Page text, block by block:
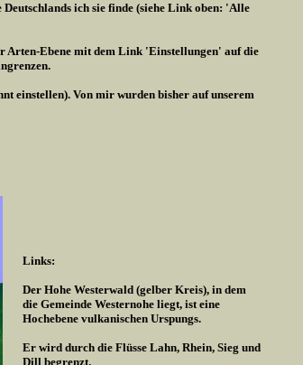
ich sie finde (siehe Link oben: 'Alle
Arten-Ebene mit dem Link 'Einstellungen' auf die
einstellen). Von mir wurden bisher auf unserem
Links:
Der Hohe Westerwald (gelber Kreis), in dem
die Gemeinde Westernohe liegt, ist eine
Hochebene vulkanischen Urspungs.
Er wird durch die Flüsse Lahn, Rhein, Sieg und
Dill begrenzt.